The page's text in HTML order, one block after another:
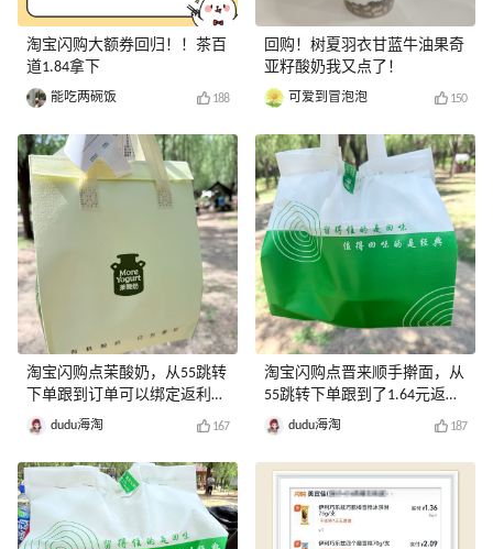
淘宝闪购大额券回归！！茶百
道1.84拿下
能吃两碗饭 188
淘宝闪购点茉酸奶，从55跳转
下单跟到订单可以绑定返利券
哦
dudu海淘 167
回购！树夏羽衣甘蓝牛油果奇
亚籽酸奶我又点了！
可爱到冒泡泡 150
淘宝闪购点晋来顺手擀面，从
55跳转下单跟到了1.64元返利
哦
dudu海淘 187